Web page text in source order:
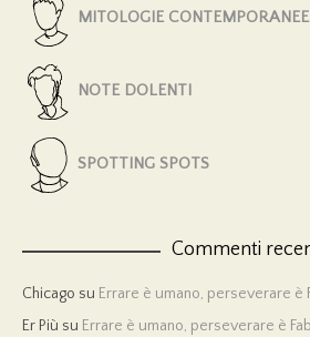
MITOLOGIE CONTEMPORANEE
NOTE DOLENTI
SPOTTING SPOTS
Commenti
Chicago su Errare è umano, perseverare è
Er Più su Errare è umano, perseverare è